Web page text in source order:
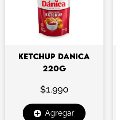
KETCHUP DANICA
220G
$1.990
Agregar